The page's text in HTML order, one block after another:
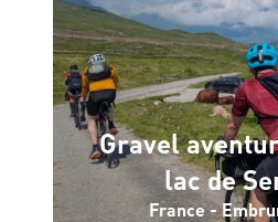
Gravel
lac de
France -